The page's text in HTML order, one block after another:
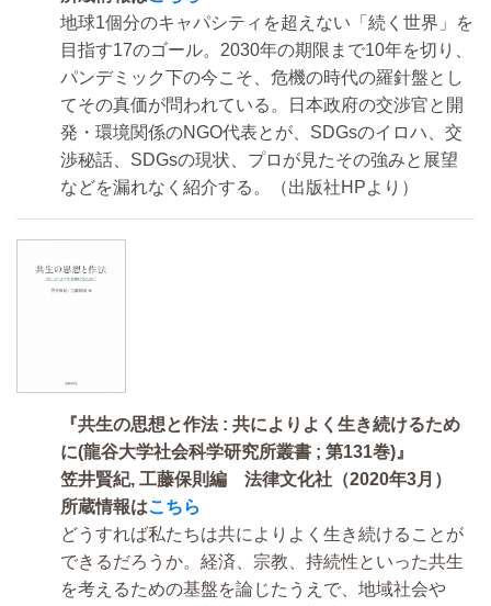
地球1個分のキャパシティを超えない「続く世界」を
目指す17のゴール。2030年の期限まで10年を切り、
パンデミック下の今こそ、危機の時代の羅針盤とし
てその真価が問われている。日本政府の交渉官と開
発・環境関係のNGO代表とが、SDGsのイロハ、交
渉秘話、SDGsの現状、プロが見たその強みと展望
などを漏れなく紹介する。（出版社HPより）
『共生の思想と作法 : 共によりよく生き続けるため
に(龍谷大学社会科学研究所叢書 ; 第131巻)』
笠井賢紀, 工藤保則編 法律文化社（2020年3月）
所蔵情報はこちら
どうすれば私たちは共によりよく生き続けることが
できるだろうか。経済、宗教、持続性といった共生
を考えるための基盤を論じたうえで、地域社会や